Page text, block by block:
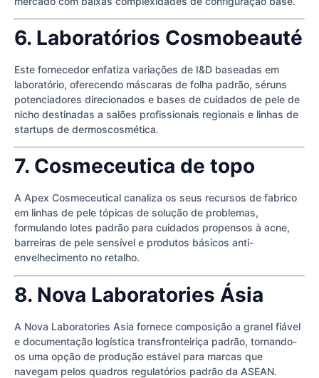
6. Laboratórios Cosmobeauté
Este fornecedor enfatiza variações de I&D baseadas em
laboratório, oferecendo máscaras de folha padrão, séruns
potenciadores direcionados e bases de cuidados de pele de
nicho destinadas a salões profissionais regionais e linhas de
startups de dermoscosmética.
7. Cosmeceutica de topo
A Apex Cosmeceutical canaliza os seus recursos de fabrico
em linhas de pele tópicas de solução de problemas,
formulando lotes padrão para cuidados propensos à acne,
barreiras de pele sensível e produtos básicos anti-
envelhecimento no retalho.
8. Nova Laboratories Ásia
A Nova Laboratories Asia fornece composição a granel fiável
e documentação logística transfronteiriça padrão, tornando-
os uma opção de produção estável para marcas que
navegam pelos quadros regulatórios padrão da ASEAN.